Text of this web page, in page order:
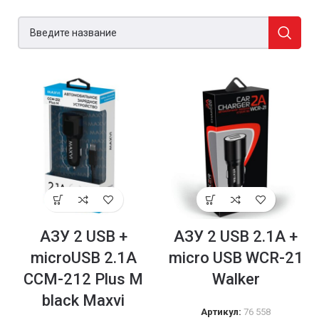
AЗУ 2 USB +
microUSB 2.1A
CCM-212 Plus M
black Maxvi
AЗУ 2 USB 2.1A +
micro USB WCR-21
Walker
Артикул: 76 558